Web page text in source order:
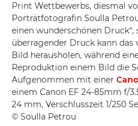
Print Wettbewerbs, diesmal
Porträtfotografin Soulla
einen wunderschönen Druck“,
überragender Druck kann das
Bild herausholen, während
Reproduktion einem Bild die
Aufgenommen mit einer
einem Canon EF 24-85mm f/
24 mm, Verschlusszeit 1/250
© Soulla Petrou